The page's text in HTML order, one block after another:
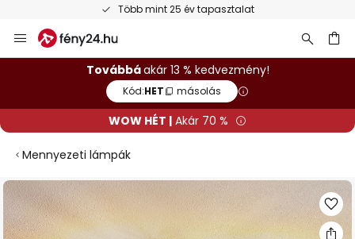
Több mint 25 év tapasztalat
Ugrás
a
tartalomhozTovábbáakár 13 % kedvezmény!
Kód:HET másolás
WOW HÉT | Akár 70 %
Mennyezeti lámpák
Ugrás
a
képgaléria